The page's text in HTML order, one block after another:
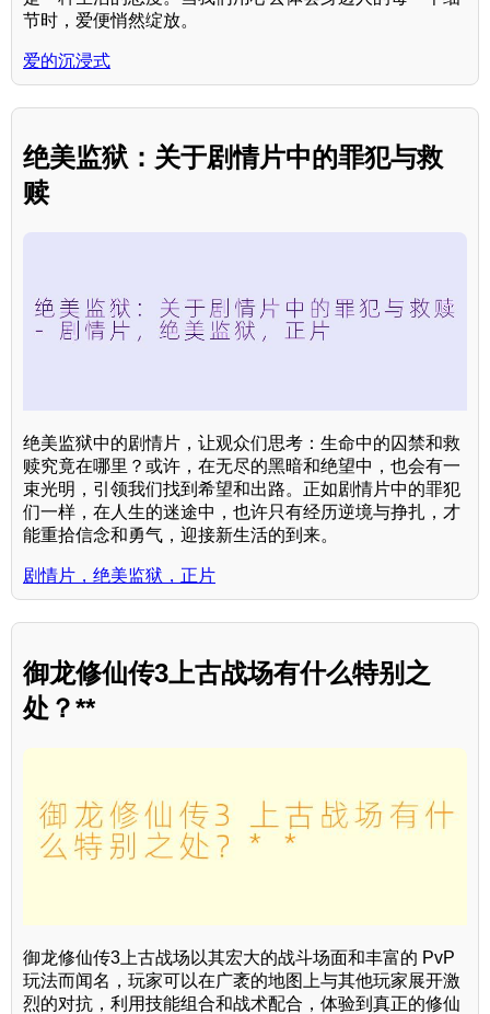
节时，爱便悄然绽放。
爱的沉浸式
绝美监狱：关于剧情片中的罪犯与救
赎
绝美监狱中的剧情片，让观众们思考：生命中的囚禁和救
赎究竟在哪里？或许，在无尽的黑暗和绝望中，也会有一
束光明，引领我们找到希望和出路。正如剧情片中的罪犯
们一样，在人生的迷途中，也许只有经历逆境与挣扎，才
能重拾信念和勇气，迎接新生活的到来。
剧情片，绝美监狱，正片
御龙修仙传3上古战场有什么特别之
处？**
御龙修仙传3上古战场以其宏大的战斗场面和丰富的 PvP
玩法而闻名，玩家可以在广袤的地图上与其他玩家展开激
烈的对抗，利用技能组合和战术配合，体验到真正的修仙